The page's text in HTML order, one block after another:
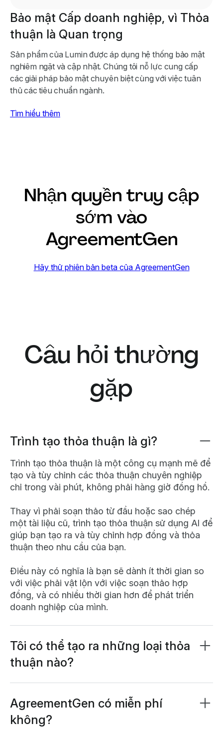
Bảo mật Cấp doanh nghiệp, vì Thỏa
thuận là Quan trọng
Sản phẩm của Lumin được áp dụng hệ thống bảo mật
nghiêm ngặt và cập nhật. Chúng tôi nỗ lực cung cấp
các giải pháp bảo mật chuyên biệt cùng với việc tuân
thủ các tiêu chuẩn ngành.
Tìm hiểu thêm
Nhận quyền truy cập
sớm vào
AgreementGen
Hãy thử phiên bản beta của AgreementGen
Câu hỏi thường
gặp
Trình tạo thỏa thuận là gì?
Trình tạo thỏa thuận là một công cụ mạnh mẽ để
tạo và tùy chỉnh các thỏa thuận chuyên nghiệp
chỉ trong vài phút, không phải hàng giờ đồng hồ.
Thay vì phải soạn thảo từ đầu hoặc sao chép
một tài liệu cũ, trình tạo thỏa thuận sử dụng AI để
giúp bạn tạo ra và tùy chỉnh hợp đồng và thỏa
thuận theo nhu cầu của bạn.
Điều này có nghĩa là bạn sẽ dành ít thời gian so
với việc phải vật lộn với việc soạn thảo hợp
đồng, và có nhiều thời gian hơn để phát triển
doanh nghiệp của mình.
Tôi có thể tạo ra những loại thỏa
thuận nào?
bao gồm NDA, hợp đồng mua bán, hợp đồng
thuê nhà, và các tài liệu hướng dẫn nhân viên.
AgreementGen có miễn phí
không?